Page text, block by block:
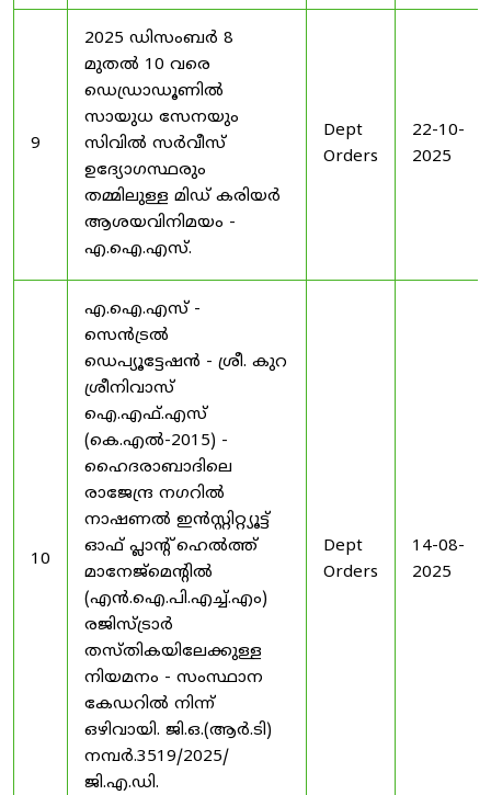
9
2025 ഡിസംബർ 8
മുതൽ 10 വരെ
ഡെഡ്രാഡൂണിൽ
സായുധ സേനയും
സിവിൽ സർവീസ്
ഉദ്യോഗസ്ഥരും
തമ്മിലുള്ള മിഡ് കരിയർ
ആശയവിനിമയം -
എ.ഐ.എസ്.
Dept
Orders
22-10-
2025
10
എ.ഐ.എസ് -
സെൻട്രൽ
ഡെപ്യൂട്ടേഷൻ - ശ്രീ. കുറ
ശ്രീനിവാസ്
ഐ.എഫ്.എസ്
(കെ.എൽ-2015) -
ഹൈദരാബാദിലെ
രാജേന്ദ്ര നഗറിൽ
നാഷണൽ ഇൻസ്റ്റിറ്റ്യൂട്ട്
ഓഫ് പ്ലാന്റ് ഹെൽത്ത്
മാനേജ്‌മെന്റിൽ
(എൻ.ഐ.പി.എച്ച്.എം)
രജിസ്ട്രാർ
തസ്തികയിലേക്കുള്ള
നിയമനം - സംസ്ഥാന
കേഡറിൽ നിന്ന്
ഒഴിവായി. ജി.ഒ.(ആർ.ടി)
നമ്പർ.3519/2025/
ജി.എ.ഡി.
Dept
Orders
14-08-
2025